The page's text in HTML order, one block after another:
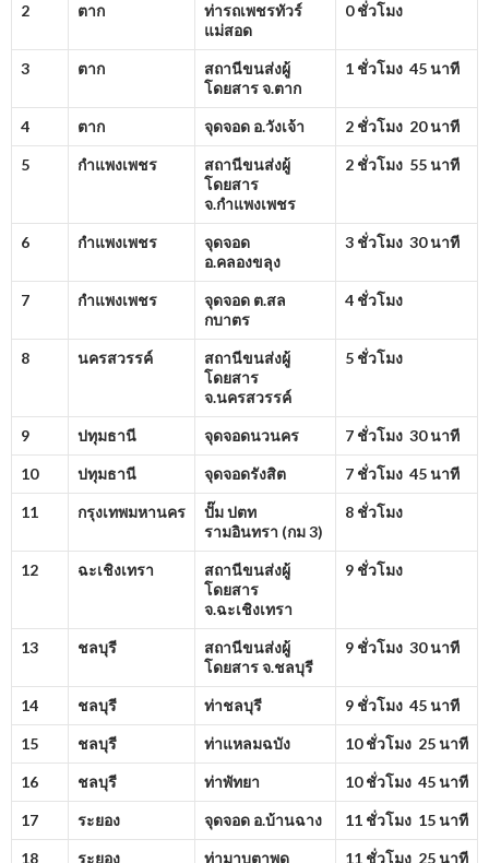
2 ตาก
ท่ารถเพชรทัวร์
แม่สอด
0 ชั่วโมง
3 ตาก
สถานีขนส่งผู้
โดยสาร จ.ตาก
1 ชั่วโมง 45 นาที
4 ตาก จุดจอด อ.วังเจ้า 2 ชั่วโมง 20 นาที
5 กำแพงเพชร
สถานีขนส่งผู้
โดยสาร
จ.กำแพงเพชร
2 ชั่วโมง 55 นาที
6 กำแพงเพชร
จุดจอด
อ.คลองขลุง
3 ชั่วโมง 30 นาที
7 กำแพงเพชร
จุดจอด ต.สล
กบาตร
4 ชั่วโมง
8 นครสวรรค์
สถานีขนส่งผู้
โดยสาร
จ.นครสวรรค์
5 ชั่วโมง
9 ปทุมธานี จุดจอดนวนคร 7 ชั่วโมง 30 นาที
10 ปทุมธานี จุดจอดรังสิต 7 ชั่วโมง 45 นาที
11 กรุงเทพมหานคร
ปั๊ม ปตท
รามอินทรา (กม3)
8 ชั่วโมง
12 ฉะเชิงเทรา
สถานีขนส่งผู้
โดยสาร
จ.ฉะเชิงเทรา
9 ชั่วโมง
13 ชลบุรี
สถานีขนส่งผู้
โดยสาร จ.ชลบุรี
9 ชั่วโมง 30 นาที
14 ชลบุรี ท่าชลบุรี 9 ชั่วโมง 45 นาที
15 ชลบุรี ท่าแหลมฉบัง 10 ชั่วโมง 25 นาที
16 ชลบุรี ท่าพัทยา 10 ชั่วโมง 45 นาที
17 ระยอง จุดจอด อ.บ้านฉาง 11 ชั่วโมง 15 นาที
18 ระยอง ท่ามาบตาพุด 11 ชั่วโมง 25 นาที